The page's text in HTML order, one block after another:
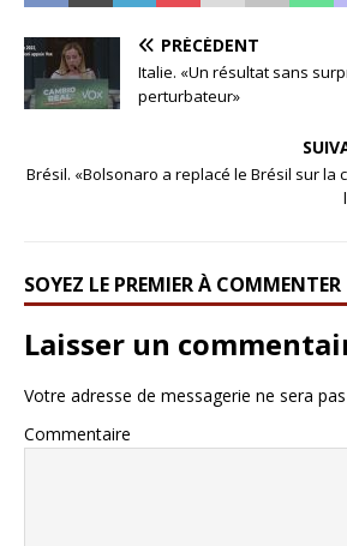
PRÉCÉDENT
Italie. «Un résultat sans
perturbateur»
Brésil. «Bolsonaro a replacé le Brésil sur la
SOYEZ LE PREMIER À COMMENTER
Laisser un
Votre adresse de messagerie ne sera
Commentaire